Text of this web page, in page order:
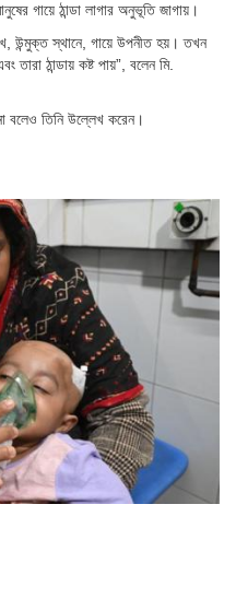
গায়ে ঠান্ডা লাগার অনুভূতি জাগায়।
উন্মুক্ত স্থানে, গায়ে উপনীত হয়। তখন
ঠান্ডায় কষ্ট পায়”, বলেন মি.
বলেও তিনি উল্লেখ করেন।